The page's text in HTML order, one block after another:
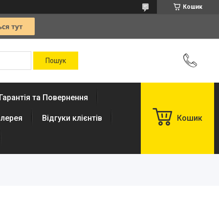
Кошик
Гарантія та Повернення
Відгуки клієнтів Кошик